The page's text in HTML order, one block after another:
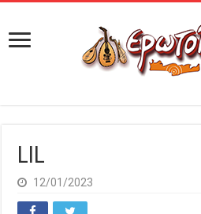
LIL
12/01/2023